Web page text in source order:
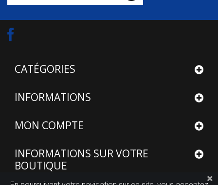
CATÉGORIES
INFORMATIONS
MON COMPTE
INFORMATIONS SUR VOTRE
BOUTIQUE